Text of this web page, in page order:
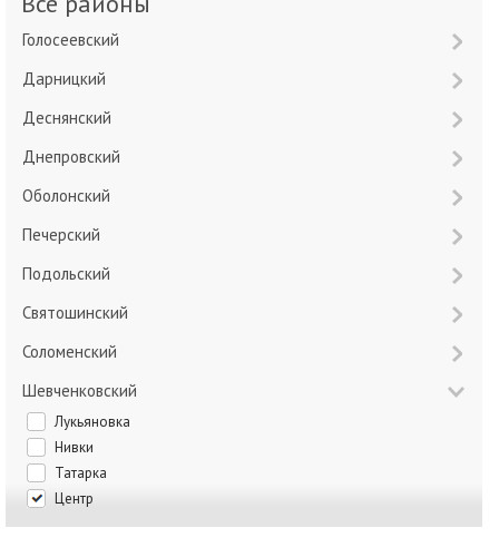
Голосеевский
Дарницкий
Деснянский
Днепровский
Оболонский
Печерский
Подольский
Святошинский
Соломенский
Шевченковский
Лукьяновка
Нивки
Татарка
Центр